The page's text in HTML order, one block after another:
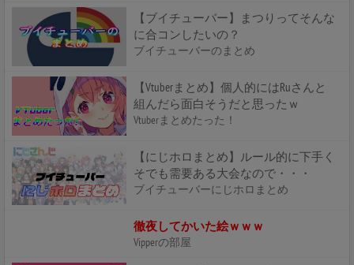
【ブイチューバー】まつりってそんな
に合コンしたいの？
ブイチューバーのまとめ
【Vtuberまとめ】個人的にはRuさんと
組んだら面白そうだと思ったｗ
Vtuberまとめたった！
【にじホロまとめ】ルール的に下手く
そでも需要ある大会なので・・・
ブイチューバーにじホロまとめ
徹夜してかいた絵ｗｗｗ
Vipperの部屋